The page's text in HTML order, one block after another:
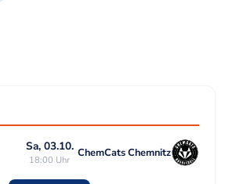
Sa, 03.10.
18:00 Uhr
ChemCats Chemnitz